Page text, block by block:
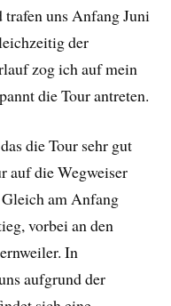
uns Anfang Juni
der
zog ich auf mein
die Tour antreten.
die Tour sehr gut
auf die Wegweiser
am Anfang
vorbei an den
In
aufgrund der